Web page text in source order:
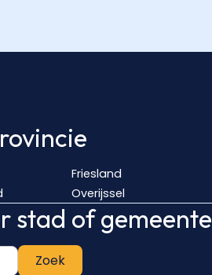
Friesland
Overijssel
stad of gemeente